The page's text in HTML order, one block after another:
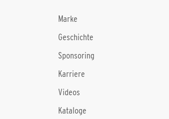
Marke
Geschichte
Sponsoring
Karriere
Videos
Kataloge